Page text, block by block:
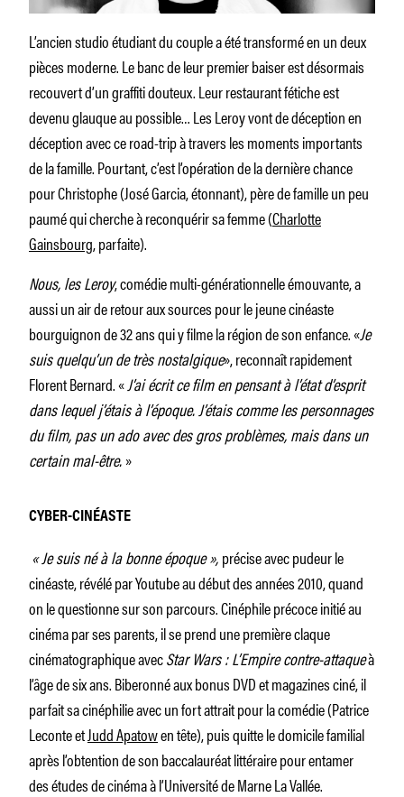
L’ancien studio étudiant du couple a été transformé en un deux
pièces moderne. Le banc de leur premier baiser est désormais
recouvert d’un graffiti douteux. Leur restaurant fétiche est
devenu glauque au possible… Les Leroy vont de déception en
déception avec ce road-trip à travers les moments importants
de la famille. Pourtant, c’est l’opération de la dernière chance
pour Christophe (José Garcia, étonnant), père de famille un peu
paumé qui cherche à reconquérir sa femme (Charlotte
Gainsbourg, parfaite).
Nous, les Leroy, comédie multi-générationnelle émouvante, a
aussi un air de retour aux sources pour le jeune cinéaste
bourguignon de 32 ans qui y filme la région de son enfance. «Je
suis quelqu’un de très nostalgique», reconnaît rapidement
Florent Bernard. «J’ai écrit ce film en pensant à l’état d’esprit
dans lequel j’étais à l’époque. J’étais comme les personnages
du film, pas un ado avec des gros problèmes, mais dans un
certain mal-être.»
CYBER-CINÉASTE
« Je suis né à la bonne époque »,précise avec pudeur le
cinéaste, révélé par Youtube au début des années 2010, quand
on le questionne sur son parcours. Cinéphile précoce initié au
cinéma par ses parents, il se prend une première claque
cinématographique avecStar Wars : L’Empire contre-attaqueà
l’âge de six ans. Biberonné aux bonus DVD et magazines ciné, il
parfait sa cinéphilie avec un fort attrait pour la comédie (Patrice
Leconte etJudd Apatowen tête), puis quitte le domicile familial
après l’obtention de son baccalauréat littéraire pour entamer
des études de cinéma à l’Université de Marne La Vallée.